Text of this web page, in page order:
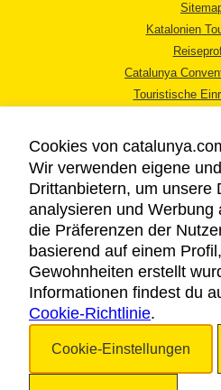
Katalonien
Catalunya
Touristische
RECHTLICHER
Cookies von
Wir verwenden eigene
Drittanbietern, um unsere
analysieren und Werbung
die Präferenzen der
basierend auf einem
Gewohnheiten erstellt
Informationen findest du
Cookie-Richtlinie.
Cookie-Einstellungen